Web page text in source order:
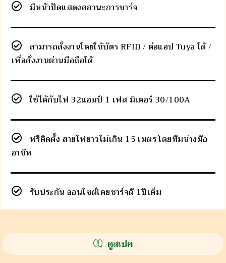
มีหน้าปัดแสดงสถานะการชาร์จ
สามารถสั่งงานโดยใช้บัตร RFID / ต่อแอป Tuya ได้ /
เพื่อสั่งงานผ่านมือถือได้
ใช้ได้กับไฟ 32แอมป์ 1 เฟส มิเตอร์ 30/100A
ฟรีติดตั้ง สายไฟยาวไม่เกิน 15 เมตร โดยทีมช่างมือ
อาชีพ
รับประกัน ออนไซต์โดยชาร์จดี 1ปีเต็ม
ดูสเปค